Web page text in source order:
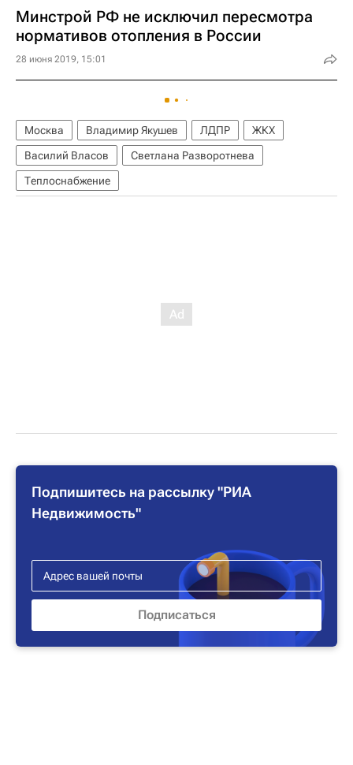
Минстрой РФ не исключил пересмотра
нормативов отопления в России
28 июня 2019, 15:01
Москва Владимир Якушев ЛДПР
ЖКХ
Василий Власов
Светлана Разворотнева
Теплоснабжение
Подпишитесь на рассылку "РИА
Недвижимость"